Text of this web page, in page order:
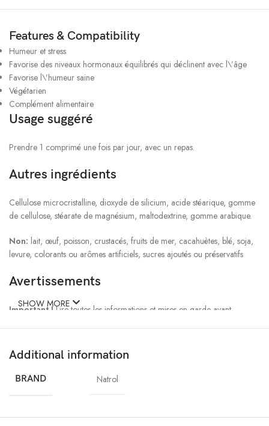
Features & Compatibility
Humeur et stress
Favorise des niveaux hormonaux équilibrés qui déclinent avec l\’âge
Favorise l\’humeur saine
Végétarien
Complément alimentaire
Usage suggéré
Prendre 1 comprimé une fois par jour, avec un repas.
Autres ingrédients
Cellulose microcristalline, dioxyde de silicium, acide stéarique, gomme
de cellulose, stéarate de magnésium, maltodextrine, gomme arabique.
Non: lait, œuf, poisson, crustacés, fruits de mer, cacahuètes, blé, soja,
levure, colorants ou arômes artificiels, sucres ajoutés ou préservatifs
Avertissements
Important !Lire toutes les informations et mises en garde avant
Ne convient pas aux personnes de moins de 18 ans. Ne pas utiliser si
vous êtes enceinte ou si vous allaitez. Consultez un médecin ou un
professionnel de santé qualifié avant d\’utiliser ce produit si vous
SHOW MORE
Additional information
BRAND Natrol